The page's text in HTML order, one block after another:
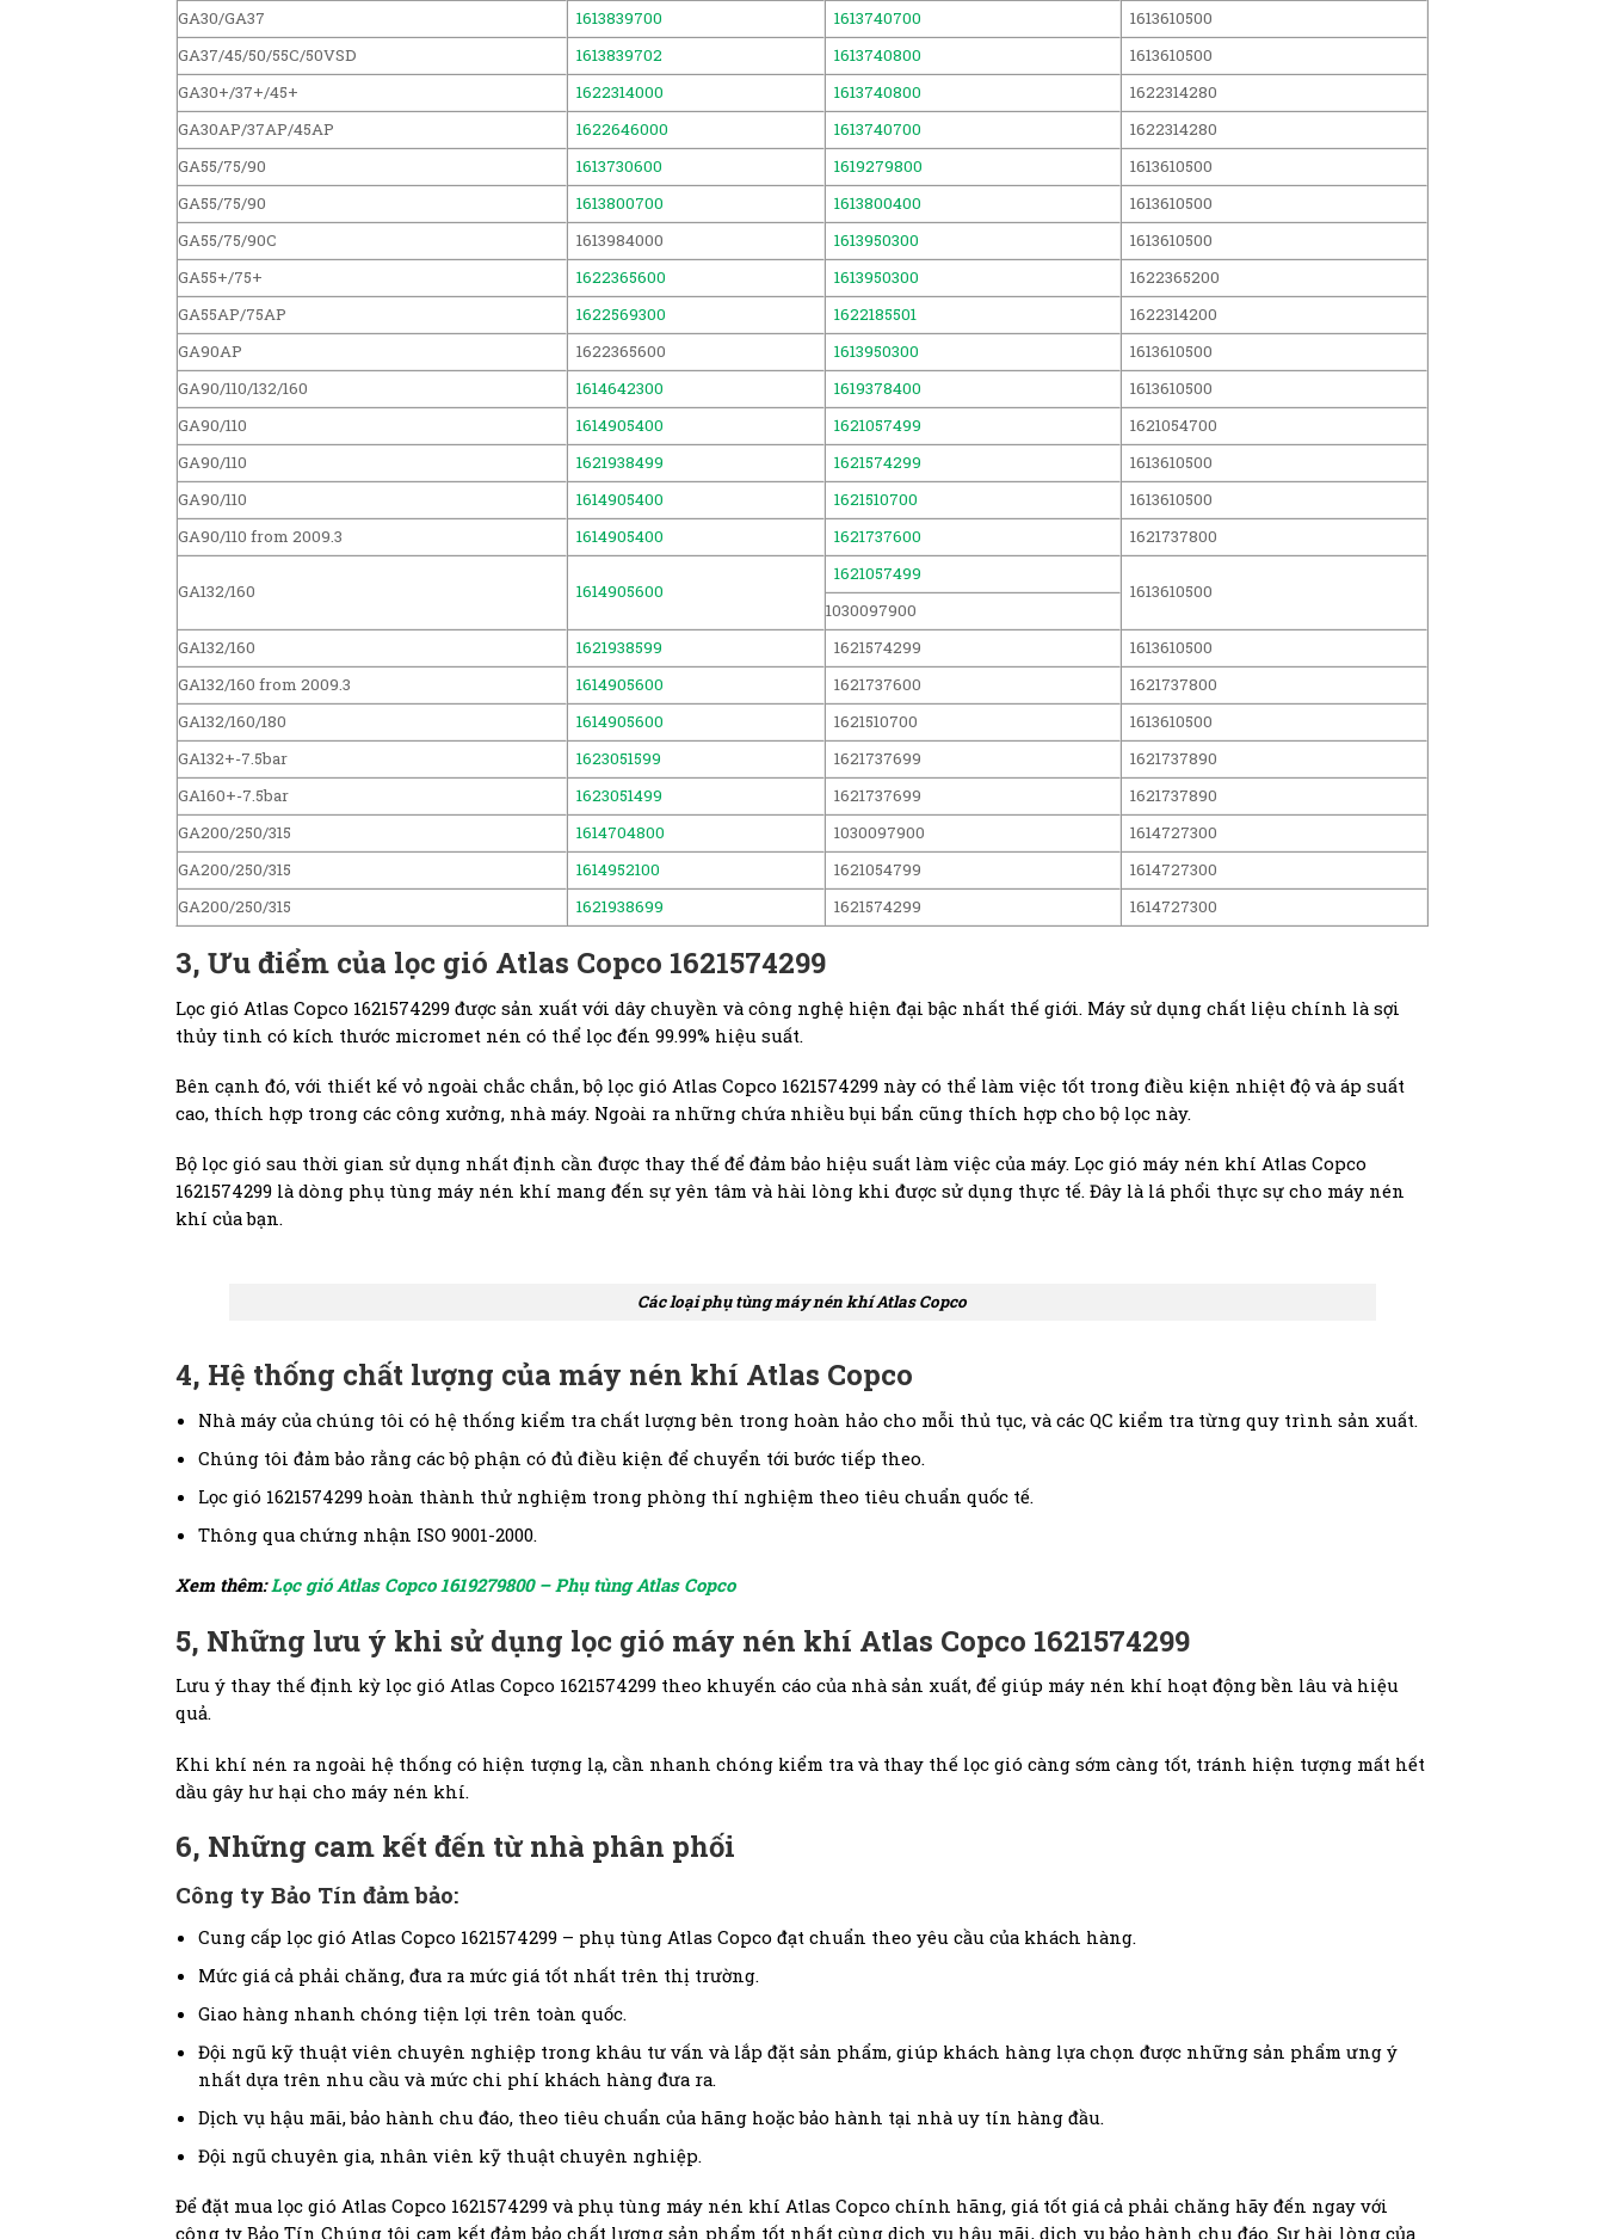
GA30/GA37
1613839700 1613740700
1613610500
GA37/45/50/55C/50VSD
1613839702 1613740800
1613610500
GA30+/37+/45+
1622314000 1613740800
1622314280
GA30AP/37AP/45AP
1622646000 1613740700
1622314280
GA55/75/90
1613730600 1619279800
1613610500
GA55/75/90
1613800700 1613800400
1613610500
GA55/75/90C
1613984000 1613950300
1613610500
GA55+/75+
1622365600 1613950300
1622365200
GA55AP/75AP
1622569300 1622185501
1622314200
GA90AP
1622365600 1613950300
1613610500
GA90/110/132/160
1614642300 1619378400
1613610500
GA90/110
1614905400 1621057499
1621054700
GA90/110
1621938499 1621574299
1613610500
GA90/110
1614905400 1621510700
1613610500
GA90/110 from 2009.3
1614905400 1621737600 1621737800
GA132/160 1614905600
1621057499
1613610500
1030097900
GA132/160
1621938599 1621574299
1613610500
GA132/160 from 2009.3
1614905600 1621737600
1621737800
GA132/160/180
1614905600 1621510700
1613610500
GA132+-7.5bar
1623051599 1621737699
1621737890
GA160+-7.5bar
1623051499 1621737699
1621737890
GA200/250/315
1614704800 1030097900
1614727300
GA200/250/315
1614952100 1621054799
1614727300
GA200/250/315
1621938699 1621574299 1614727300
3, Ưu điểm của lọc gió Atlas Copco 1621574299
Lọc gió Atlas Copco 1621574299 được sản xuất với dây chuyền và công nghệ hiện đại bậc nhất thế giới. Máy sử dụng chất liệu chính là sợi
thủy tinh có kích thước micromet nén có thể lọc đến 99.99% hiệu suất.
Bên cạnh đó, với thiết kế vỏ ngoài chắc chắn, bộ lọc gió Atlas Copco 1621574299 này có thể làm việc tốt trong điều kiện nhiệt độ và áp suất
cao, thích hợp trong các công xưởng, nhà máy. Ngoài ra những chứa nhiều bụi bẩn cũng thích hợp cho bộ lọc này.
Bộ lọc gió sau thời gian sử dụng nhất định cần được thay thế để đảm bảo hiệu suất làm việc của máy. Lọc gió máy nén khí Atlas Copco
1621574299 là dòng phụ tùng máy nén khí mang đến sự yên tâm và hài lòng khi được sử dụng thực tế. Đây là lá phổi thực sự cho máy nén
khí của bạn.
Các loại phụ tùng máy nén khí Atlas Copco
4, Hệ thống chất lượng của máy nén khí Atlas Copco
Nhà máy của chúng tôi có hệ thống kiểm tra chất lượng bên trong hoàn hảo cho mỗi thủ tục, và các QC kiểm tra từng quy trình sản xuất.
Chúng tôi đảm bảo rằng các bộ phận có đủ điều kiện để chuyển tới bước tiếp theo.
Lọc gió 1621574299 hoàn thành thử nghiệm trong phòng thí nghiệm theo tiêu chuẩn quốc tế.
Thông qua chứng nhận ISO 9001-2000.
Xem thêm:Lọc gió Atlas Copco 1619279800 – Phụ tùng Atlas Copco
5, Những lưu ý khi sử dụng lọc gió máy nén khí Atlas Copco 1621574299
Lưu ý thay thế định kỳ lọc gió Atlas Copco 1621574299 theo khuyến cáo của nhà sản xuất, để giúp máy nén khí hoạt động bền lâu và hiệu
quả.
Khi khí nén ra ngoài hệ thống có hiện tượng lạ, cần nhanh chóng kiểm tra và thay thế lọc gió càng sớm càng tốt, tránh hiện tượng mất hết
dầu gây hư hại cho máy nén khí.
6, Những cam kết đến từ nhà phân phối
Công ty Bảo Tín đảm bảo:
Cung cấp lọc gió Atlas Copco 1621574299 – phụ tùng Atlas Copco đạt chuẩn theo yêu cầu của khách hàng.
Mức giá cả phải chăng, đưa ra mức giá tốt nhất trên thị trường.
Giao hàng nhanh chóng tiện lợi trên toàn quốc.
Đội ngũ kỹ thuật viên chuyên nghiệp trong khâu tư vấn và lắp đặt sản phẩm, giúp khách hàng lựa chọn được những sản phẩm ưng ý
nhất dựa trên nhu cầu và mức chi phí khách hàng đưa ra.
Dịch vụ hậu mãi, bảo hành chu đáo, theo tiêu chuẩn của hãng hoặc bảo hành tại nhà uy tín hàng đầu.
Đội ngũ chuyên gia, nhân viên kỹ thuật chuyên nghiệp.
Để đặt mua lọc gió Atlas Copco 1621574299 và phụ tùng máy nén khí Atlas Copco chính hãng, giá tốt giá cả phải chăng hãy đến ngay với
công ty Bảo Tín Chúng tôi cam kết đảm bảo chất lượng sản phẩm tốt nhất cùng dịch vụ hậu mãi, dịch vụ bảo hành chu đáo. Sự hài lòng của